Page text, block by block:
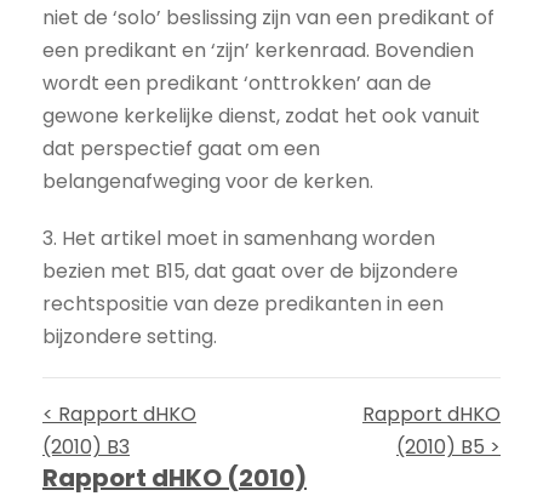
niet de ‘solo’ beslissing zijn van een predikant of
een predikant en ‘zijn’ kerkenraad. Bovendien
wordt een predikant ‘onttrokken’ aan de
gewone kerkelijke dienst, zodat het ook vanuit
dat perspectief gaat om een
belangenafweging voor de kerken.
3. Het artikel moet in samenhang worden
bezien met B15, dat gaat over de bijzondere
rechtspositie van deze predikanten in een
bijzondere setting.
< Rapport dHKO
(2010) B3
Rapport dHKO
(2010) B5 >
Rapport dHKO (2010)